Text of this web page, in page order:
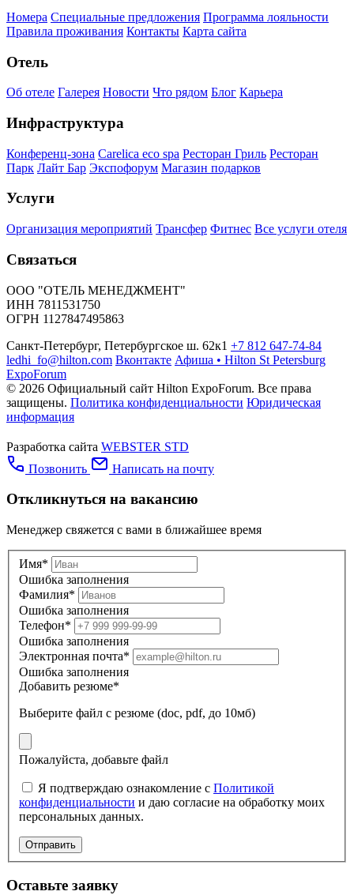
Номера Специальные предложения Программа лояльности
Правила проживания Контакты Карта сайта
Отель
Об отеле Галерея Новости Что рядом Блог Карьера
Инфраструктура
Конференц-зона Carelica eco spa Ресторан Гриль Ресторан
Парк Лайт Бар Экспофорум Магазин подарков
Услуги
Организация мероприятий Трансфер Фитнес Все услуги отеля
Связаться
ООО "ОТЕЛЬ МЕНЕДЖМЕНТ"
ИНН 7811531750
ОГРН 1127847495863
Санкт-Петербург, Петербургское ш. 62к1 +7 812 647-74-84
ledhi_fo@hilton.com Вконтакте Афиша • Hilton St Petersburg
ExpoForum
© 2026 Официальный сайт Hilton ExpoForum. Все права
защищены. Политика конфиденциальности Юридическая
информация
Разработка сайта WEBSTER STD
Позвонить
Написать на почту
Откликнуться на вакансию
Менеджер свяжется с вами в ближайшее время
Имя*
Ошибка заполнения
Фамилия*
Ошибка заполнения
Телефон*
Ошибка заполнения
Электронная почта*
Ошибка заполнения
Добавить резюме*
Выберите файл с резюме (doc, pdf, до 10мб)
Пожалуйста, добавьте файл
Я подтверждаю ознакомление с Политикой
конфиденциальности
персональных данных.
Отправить
Оставьте заявку